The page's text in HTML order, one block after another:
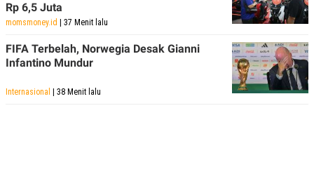
Rp 6,5 Juta
momsmoney.id | 37 Menit lalu
FIFA Terbelah, Norwegia Desak Gianni
Infantino Mundur
Internasional | 38 Menit lalu